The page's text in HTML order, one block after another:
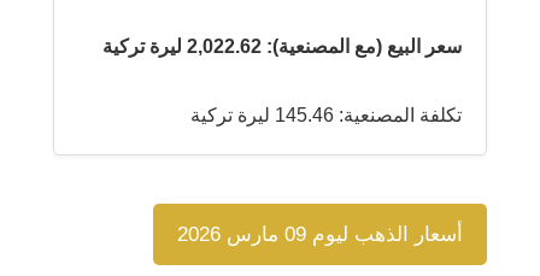
سعر البيع (مع المصنعية): 2,022.62 ليرة تركية
تكلفة المصنعية: 145.46 ليرة تركية
أسعار الذهب ليوم 09 مارس 2026